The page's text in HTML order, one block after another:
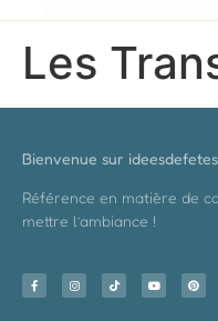
Les
Bienvenue sur
Référence en matière de
mettre l’ambiance !